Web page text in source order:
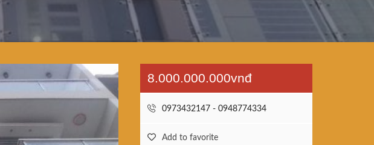
8.000.000.000vnđ
0973432147 - 0948774334
Add to favorite